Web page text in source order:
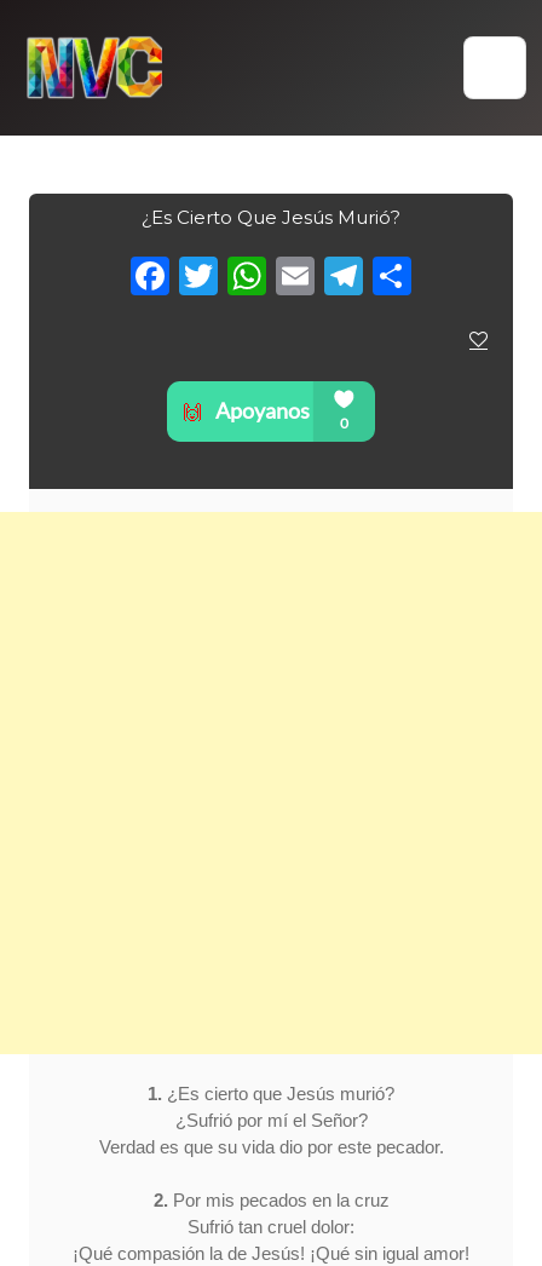
content
¿Es Cierto Que Jesús Murió?
Facebook
Twitter
WhatsApp
Email
1. ¿Es cierto que Jesús murió?
¿Sufrió por mí el Señor?
Verdad es que su vida dio por este pecador.
2. Por mis pecados en la cruz
Sufrió tan cruel dolor:
¡Qué compasión la de Jesús! ¡Qué sin igual amor!